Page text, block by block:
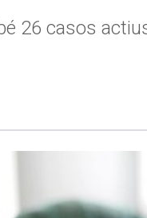
26 casos